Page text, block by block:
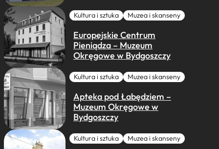
Kultura i sztuka Muzea i skanseny
Europejskie Centrum
Pieniądza – Muzeum
Okręgowe w Bydgoszczy
Kultura i sztuka Muzea i skanseny
Apteka pod Łabędziem –
Muzeum Okręgowe w
Bydgoszczy
Kultura i sztuka Muzea i skanseny